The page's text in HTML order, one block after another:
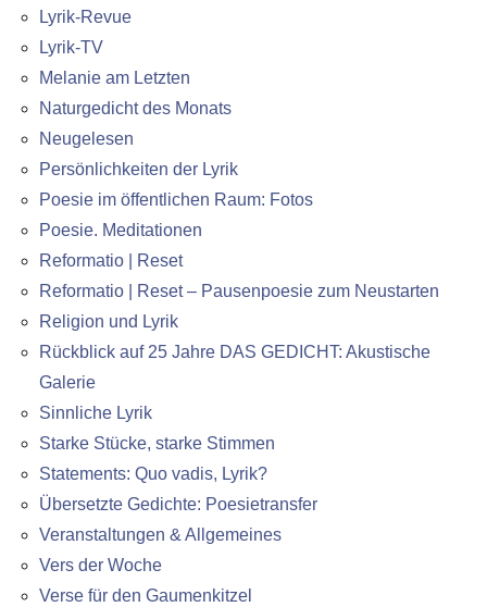
Lyrik-Revue
Lyrik-TV
Melanie am Letzten
Naturgedicht des Monats
Neugelesen
Persönlichkeiten der Lyrik
Poesie im öffentlichen Raum: Fotos
Poesie. Meditationen
Reformatio | Reset
Reformatio | Reset – Pausenpoesie zum Neustarten
Religion und Lyrik
Rückblick auf 25 Jahre DAS GEDICHT: Akustische
Galerie
Sinnliche Lyrik
Starke Stücke, starke Stimmen
Statements: Quo vadis, Lyrik?
Übersetzte Gedichte: Poesietransfer
Veranstaltungen & Allgemeines
Vers der Woche
Verse für den Gaumenkitzel